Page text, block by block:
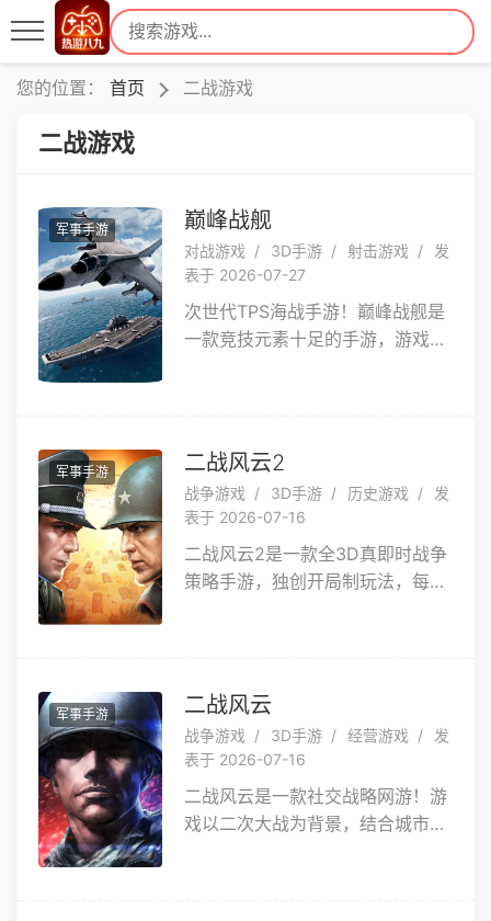
您的位置： 首页 二战游戏
二战游戏
军事手游 巅峰战舰
对战游戏 3D手游 射击游戏
发
表于 2026-07-27
次世代TPS海战手游！巅峰战舰是
一款竞技元素十足的手游，游戏主
舰，包括驱逐，战列，潜艇，巡
洋、航母等5大舰种，实现海空潜
立体化作战！快来加入相应阵营，
进行天梯、常规、战役、乱斗等多
种模式的战斗。
军事手游 二战风云2
战争游戏 3D手游 历史游戏
发
表于 2026-07-16
二战风云2是一款全3D真即时战争
策略手游，独创开局制玩法，每场
元素，力求为玩家模拟一个真实的
合作与对战环境。将军，现在就请
加入《二战风云2》，随时开启您
的热血团战！
军事手游 二战风云
战争游戏 3D手游 经营游戏
发
表于 2026-07-16
二战风云是一款社交战略网游！游
戏以二次大战为背景，结合城市建